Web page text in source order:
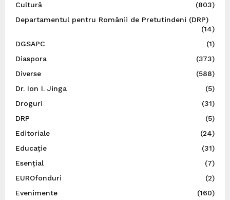
Cultură
(803)
Departamentul pentru Românii de Pretutindeni (DRP)
(14)
DGSAPC
(1)
Diaspora
(373)
Diverse
(588)
Dr. Ion I. Jinga
(5)
Droguri
(31)
DRP
(5)
Editoriale
(24)
Educație
(31)
Esențial
(7)
EUROfonduri
(2)
Evenimente
(160)